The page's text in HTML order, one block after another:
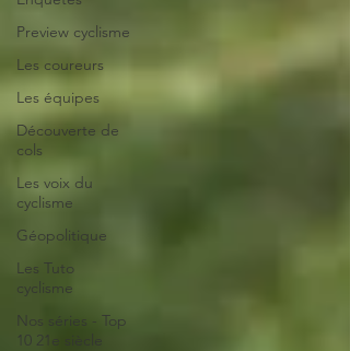
Preview cyclisme
Les coureurs
Les équipes
Découverte de
cols
Les voix du
cyclisme
Géopolitique
Les Tuto
cyclisme
Nos séries - Top
10 21e siècle